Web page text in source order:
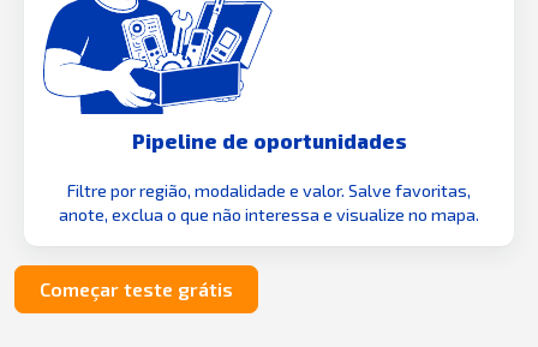
Pipeline de oportunidades
Filtre por região, modalidade e valor. Salve favoritas,
anote, exclua o que não interessa e visualize no mapa.
Começar teste grátis